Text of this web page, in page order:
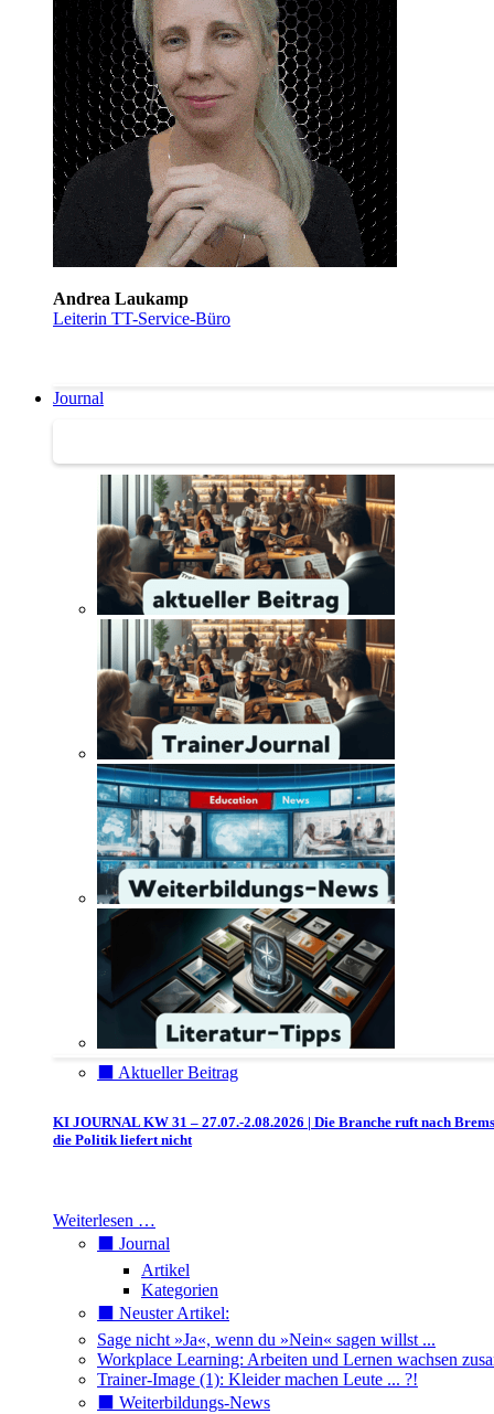
Andrea Laukamp
Leiterin TT-Service-Büro
Journal
⬛️ Aktueller Beitrag
KI JOURNAL KW 31 – 27.07.-2.08.2026 | Die Branche ruft nach
die Politik liefert nicht
Weiterlesen …
⬛️ Journal
Artikel
Kategorien
⬛️ Neuster Artikel:
Sage nicht »Ja«, wenn du »Nein« sagen willst ...
Workplace Learning: Arbeiten und Lernen wachsen
Trainer-Image (1): Kleider machen Leute ... ?!
⬛️ Weiterbildungs-News